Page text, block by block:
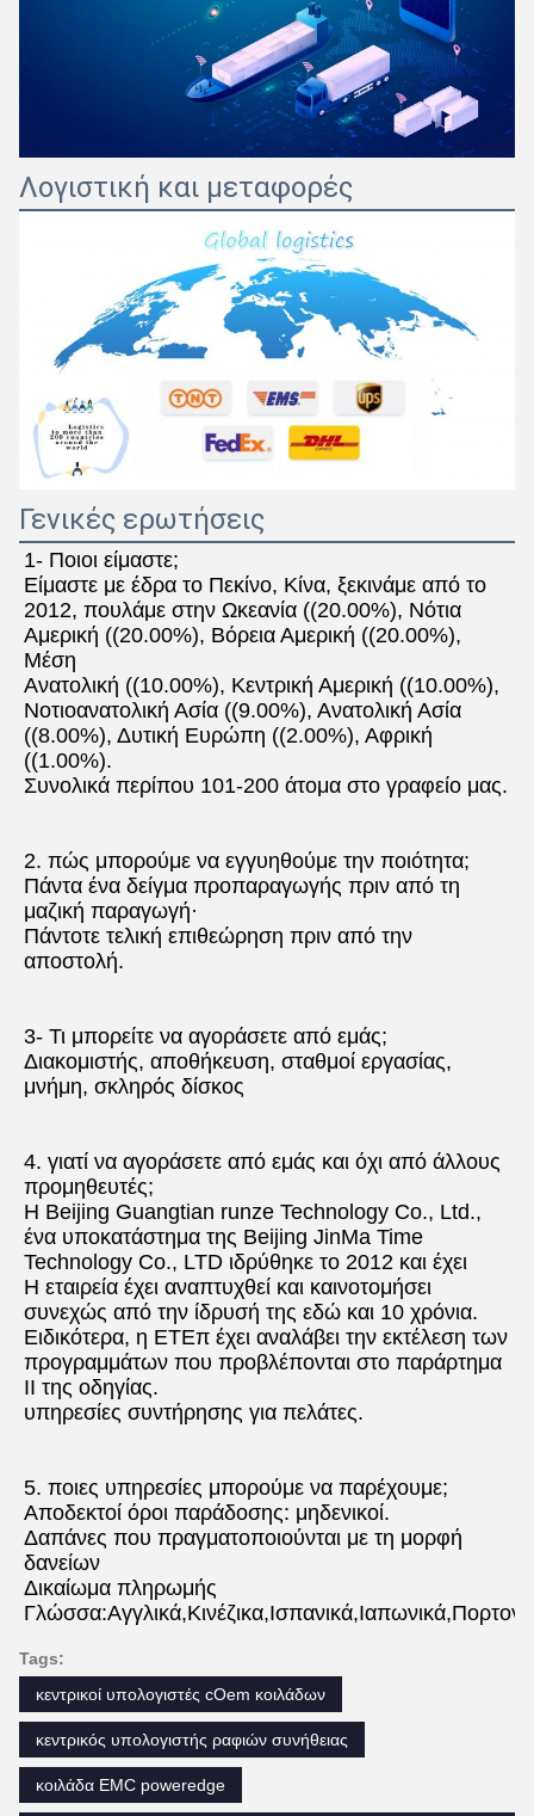
Λογιστική και μεταφορές
Γενικές ερωτήσεις
1- Ποιοι είμαστε;
Είμαστε με έδρα το Πεκίνο, Κίνα, ξεκινάμε από το
2012, πουλάμε στην Ωκεανία ((20.00%), Νότια
Αμερική ((20.00%), Βόρεια Αμερική ((20.00%),
Μέση
Ανατολική ((10.00%), Κεντρική Αμερική ((10.00%),
Νοτιοανατολική Ασία ((9.00%), Ανατολική Ασία
((8.00%), Δυτική Ευρώπη ((2.00%), Αφρική
((1.00%).
Συνολικά περίπου 101-200 άτομα στο γραφείο μας.
2. πώς μπορούμε να εγγυηθούμε την ποιότητα;
Πάντα ένα δείγμα προπαραγωγής πριν από τη
μαζική παραγωγή·
Πάντοτε τελική επιθεώρηση πριν από την
αποστολή.
3- Τι μπορείτε να αγοράσετε από εμάς;
Διακομιστής, αποθήκευση, σταθμοί εργασίας,
μνήμη, σκληρός δίσκος
4. γιατί να αγοράσετε από εμάς και όχι από άλλους
προμηθευτές;
Η Beijing Guangtian runze Technology Co., Ltd.,
ένα υποκατάστημα της Beijing JinMa Time
Technology Co., LTD ιδρύθηκε το 2012 και έχει
Η εταιρεία έχει αναπτυχθεί και καινοτομήσει
συνεχώς από την ίδρυσή της εδώ και 10 χρόνια.
Ειδικότερα, η ΕΤΕπ έχει αναλάβει την εκτέλεση των
προγραμμάτων που προβλέπονται στο παράρτημα
II της οδηγίας.
υπηρεσίες συντήρησης για πελάτες.
5. ποιες υπηρεσίες μπορούμε να παρέχουμε;
Αποδεκτοί όροι παράδοσης: μηδενικοί.
Δαπάνες που πραγματοποιούνται με τη μορφή
δανείων
Δικαίωμα πληρωμής
Tags:
κεντρικοί υπολογιστές cOem κοιλάδων
κεντρικός υπολογιστής ραφιών συνήθειας
κοιλάδα EMC poweredge